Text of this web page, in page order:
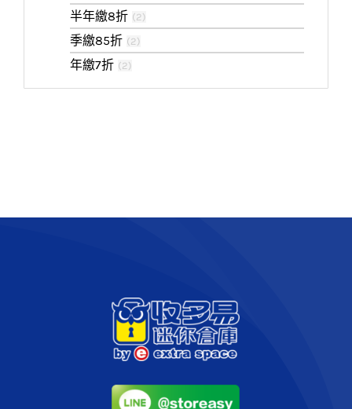
半年繳8折 (2)
季繳85折 (2)
年繳7折 (2)